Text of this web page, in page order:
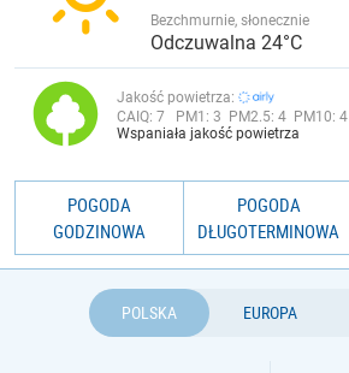
Bezchmurnie, słonecznie
Odczuwalna 24°C
Jakość powietrza:
CAIQ: 7 PM1: 3 PM2.5: 4 PM10: 4
Wspaniała jakość powietrza
POGODA
GODZINOWA
POGODA
DŁUGOTERMINOWA
POLSKA EUROPA